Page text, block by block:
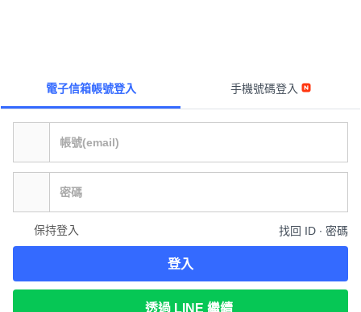
電子信箱帳號登入 手機號碼登入
保持登入 找回 ID ∙ 密碼
登入
透過 LINE 繼續